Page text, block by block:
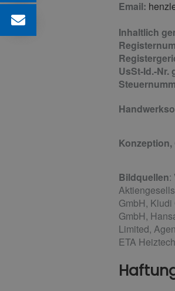
Email:
Inhaltlich
UsSt-Id.-Nr.
Bildquellen:
GmbH,
GmbH,
Limited,
ETA